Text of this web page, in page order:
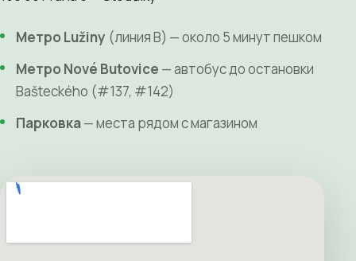
Метро Lužiny (линия B) — около 5 минут пешком
Метро Nové Butovice — автобус до остановки
Bašteckého (#137, #142)
Парковка — места рядом с магазином